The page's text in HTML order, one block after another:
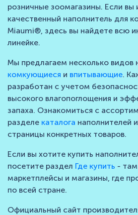
розничные зоомагазины. Если вы
качественный наполнитель для
Miaumi®, здесь вы найдете всю
линейке.
Мы предлагаем несколько видов
комкующиеся и впитывающие.
разработан с учетом
высокого влагопоглощения и
запаха. Ознакомиться с
разделе каталога наполнителей
страницы конкретных товаров.
Если вы хотите купить
посетите раздел Где купить -
маркетплейсы и магазины, где
по всей стране.
Официальный сайт